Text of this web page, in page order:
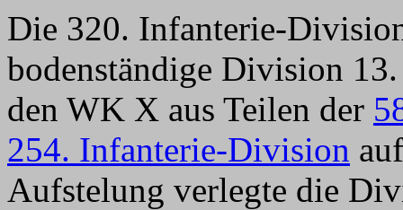
Die 320. Infanterie-
bodenständige Division
den WK X aus Teilen der
254. Infanterie-Division
Aufstelung verlegte die